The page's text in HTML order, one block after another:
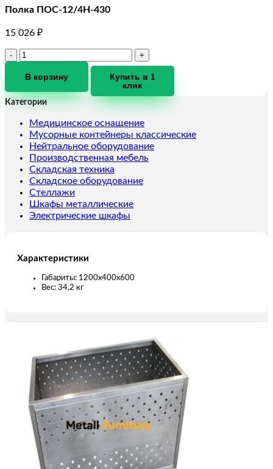
Полка ПОС-12/4Н-430
15 026 ₽
Количество
Полка
ПОС-12/4Н-430
В корзину
Купить в 1
клик
Категории
Медицинское оснащение
Мусорные контейнеры классические
Нейтральное оборудование
Производственная мебель
Складская техника
Складское оборудование
Стеллажи
Шкафы металлические
Электрические шкафы
Характеристики
Габариты: 1200х400х600
Вес: 34,2 кг